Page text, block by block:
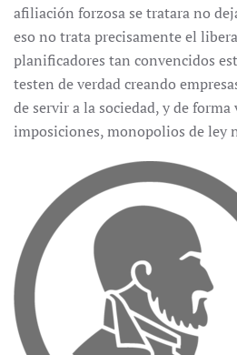
afiliación forzosa se tratara no
eso no trata precisamente el
planificadores tan convencidos
testen de verdad creando
de servir a la sociedad, y de
imposiciones, monopolios de ley